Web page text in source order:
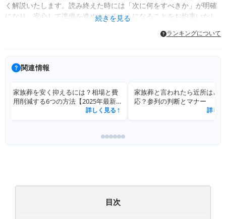
く解説いたします。読み終えた時には「次に何をすべきか」が明確
になり、安心して準備を進められるようになることをお約束いたし
続きを見る
ランキングについて
関連情報
家族葬と言われたら近所はどう対
応？参列の判断とマナー
詳しく見る↗
家族葬の服装・マナーを完全解
詳しく
目次